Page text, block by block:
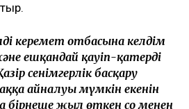
керемет отбасына келдім
ешқандай қауіп-қатерді
сенімгерлік басқару
айналуы мүмкін екенін
бірнеше жыл өткен соң менен